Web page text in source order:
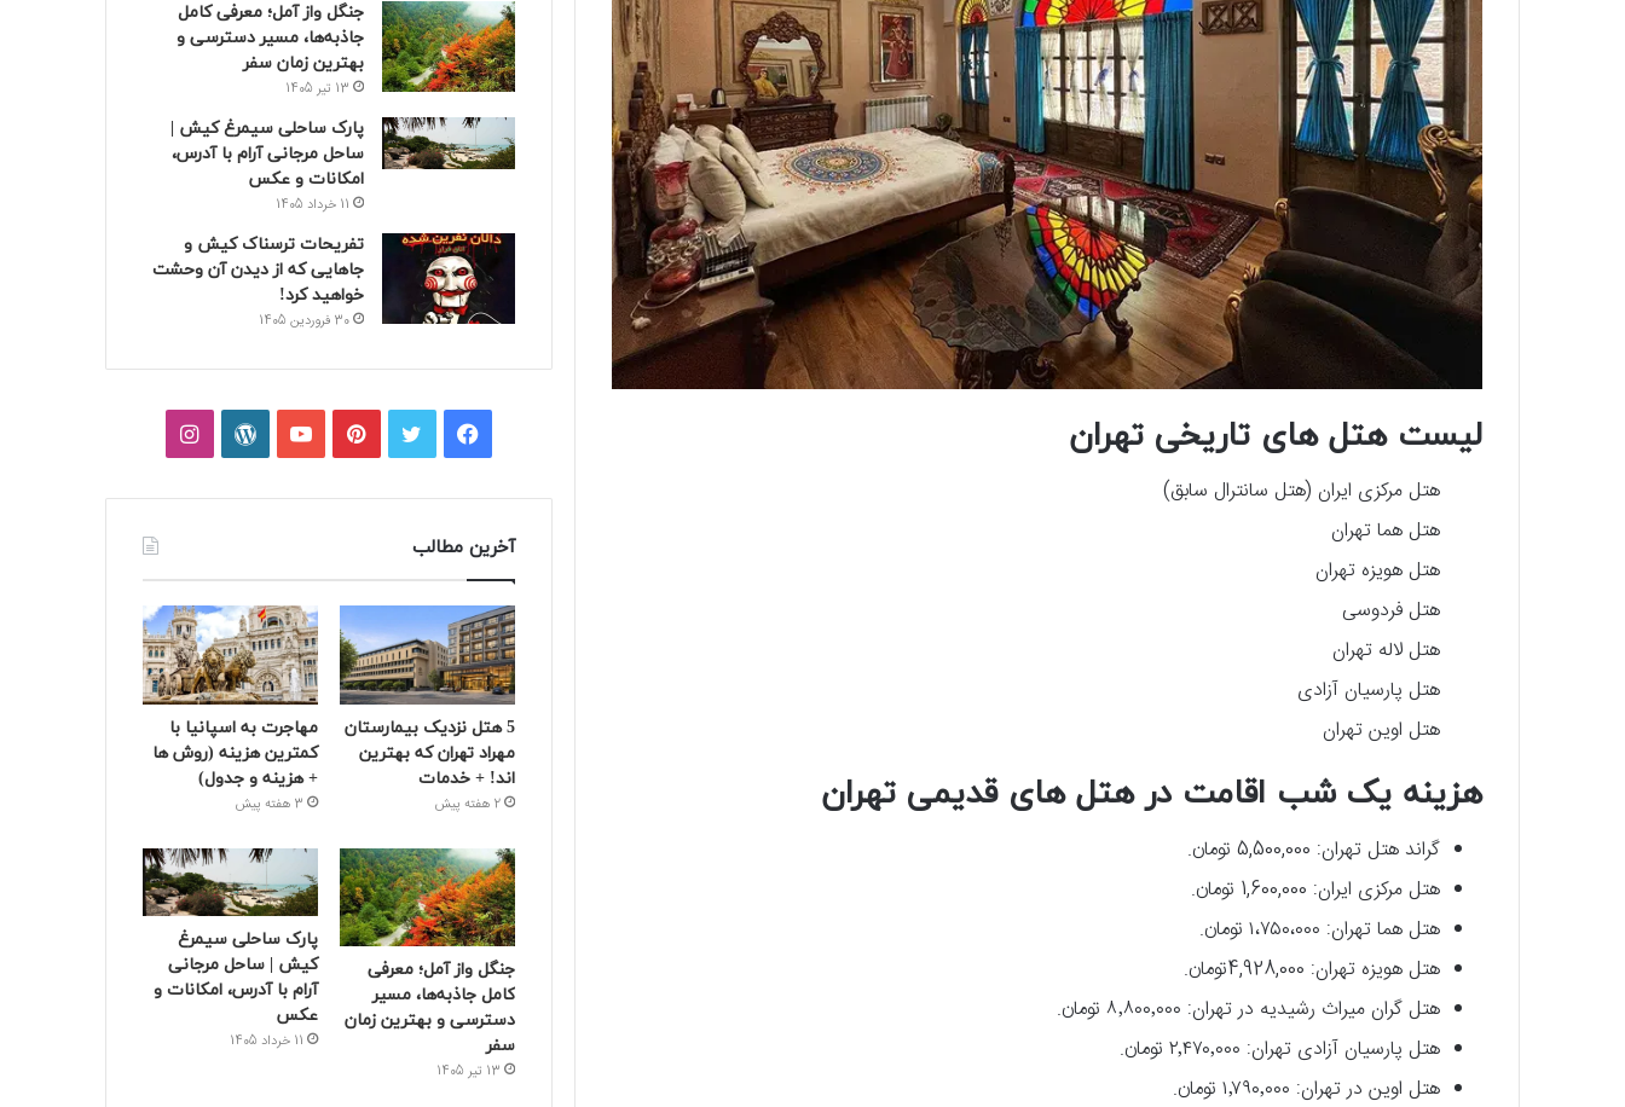
لیست هتل ‌های تاریخی تهران
هتل مرکزی ایران (هتل سانترال سابق)
هتل هما تهران
هتل هویزه تهران
هتل فردوسی
هتل لاله تهران
هتل پارسیان آزادی
هتل اوین تهران
هزینه یک شب اقامت در هتل های قدیمی تهران
گراند هتل تهران: 5,500,000 تومان.
هتل مرکزی ایران: 1,600,000 تومان.
هتل هما تهران: ۱،۷۵۰،۰۰۰ تومان.
هتل هویزه تهران: 4,928,000تومان.
هتل گران میراث رشیدیه در تهران: ۸٬۸۰۰٬۰۰۰ تومان.
هتل پارسیان آزادی تهران: ۲٬۴۷۰٬۰۰۰ تومان.
هتل اوین در تهران: ۱٬۷۹۰٬۰۰۰ تومان.
جنگل واز آمل؛ معرفی کامل
جاذبه‌ها، مسیر دسترسی و
بهترین زمان سفر
13 تیر 1405
پارک ساحلی سیمرغ کیش |
ساحل مرجانی آرام با آدرس،
امکانات و عکس
11 خرداد 1405
تفریحات ترسناک کیش و
جاهایی که از دیدن آن وحشت
خواهید کرد!
30 فروردین 1405
فیسبوکتوییترپینتریستیوتیوبوردپرساینستاگرام
آخرین مطالب
5 هتل نزدیک بیمارستان
مهراد تهران که بهترین‌
اند! + خدمات
2 هفته پیش
مهاجرت به اسپانیا با
کمترین هزینه (روش ها
+ هزینه و جدول)
3 هفته پیش
جنگل واز آمل؛ معرفی
کامل جاذبه‌ها، مسیر
دسترسی و بهترین زمان
سفر
13 تیر 1405
پارک ساحلی سیمرغ
کیش | ساحل مرجانی
آرام با آدرس، امکانات و
عکس
11 خرداد 1405